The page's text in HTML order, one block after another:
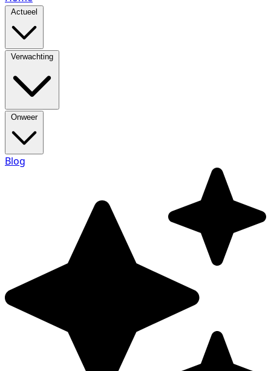
Actueel
Verwachting
Onweer
Blog